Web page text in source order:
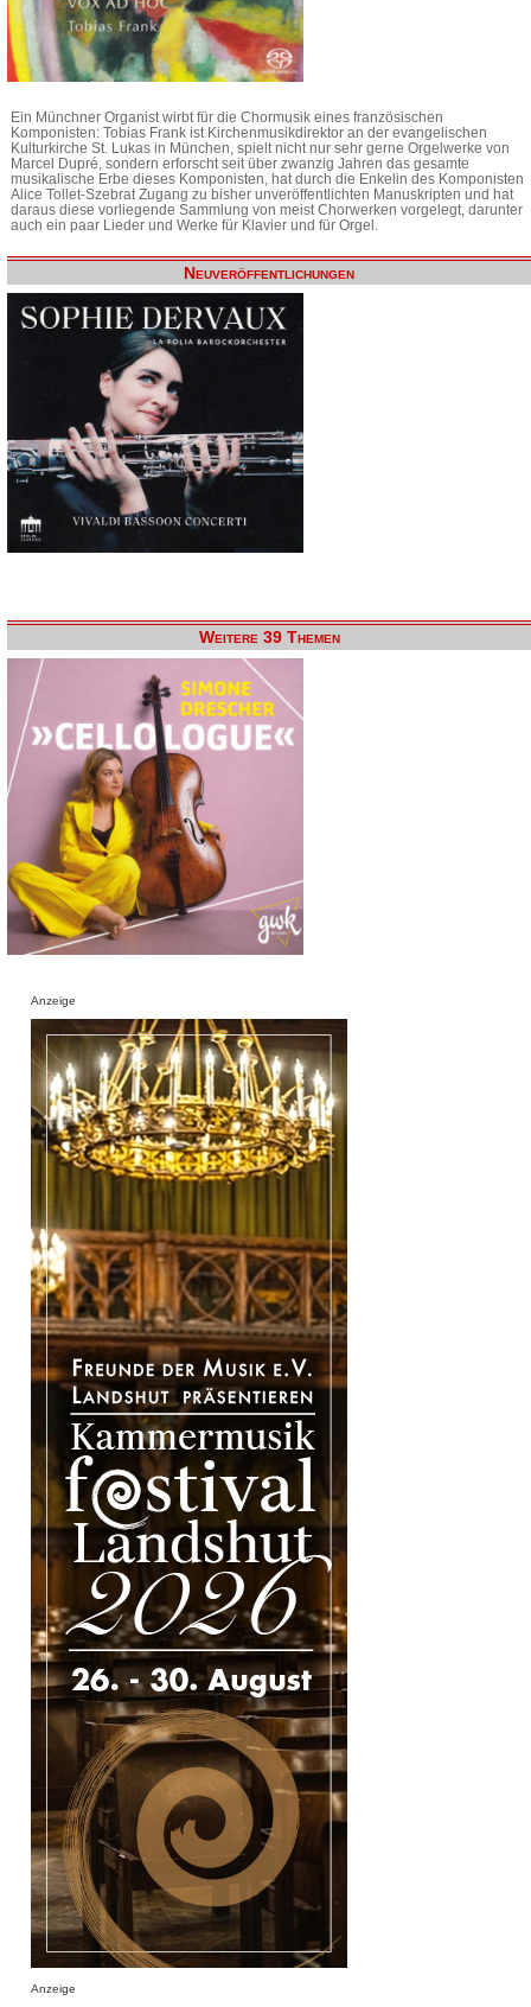
Ein Münchner Organist wirbt für die Chormusik eines französischen
Komponisten: Tobias Frank ist Kirchenmusikdirektor an der evangelischen
Kulturkirche St. Lukas in München, spielt nicht nur sehr gerne Orgelwerke von
Marcel Dupré, sondern erforscht seit über zwanzig Jahren das gesamte
musikalische Erbe dieses Komponisten, hat durch die Enkelin des Komponisten
Alice Tollet-Szebrat Zugang zu bisher unveröffentlichten Manuskripten und hat
daraus diese vorliegende Sammlung von meist Chorwerken vorgelegt, darunter
auch ein paar Lieder und Werke für Klavier und für Orgel.
Neuveröffentlichungen
Weitere 39 Themen
Anzeige
Anzeige